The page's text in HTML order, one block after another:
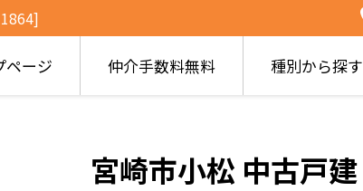
ページ 仲介手数料無料 種別から探す
宮崎市小松 中古戸建